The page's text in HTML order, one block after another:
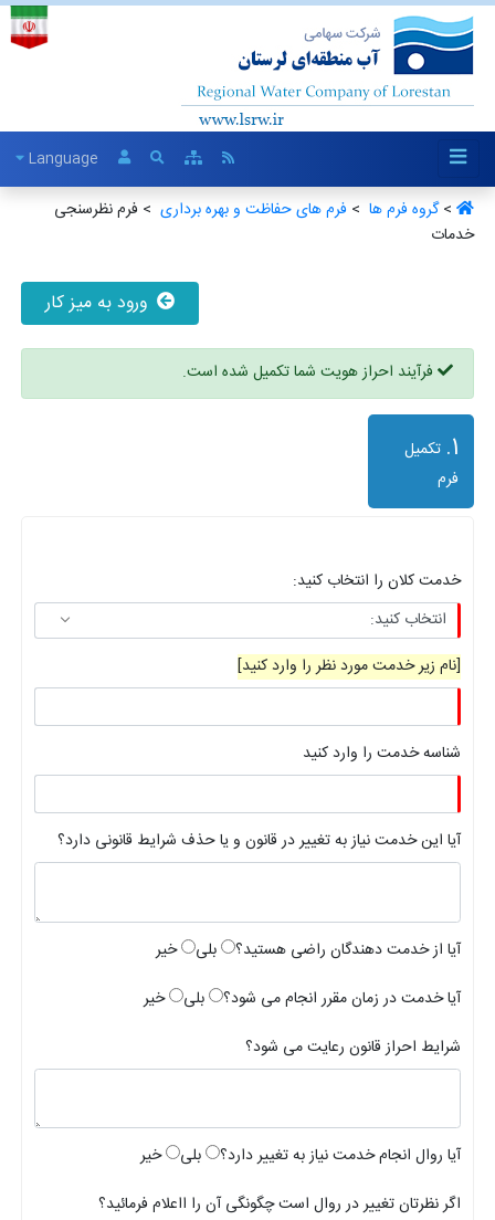
Language
>گروه فرم ها ‏ > فرم های حفاظت و بهره برداری ‏ > فرم نظرسنجی
خدمات
ورود به میز کار
فرآیند احراز هویت شما تکمیل شده است.
1. تکمیل
فرم
خدمت کلان را انتخاب کنید:
[نام زیر خدمت مورد نظر را وارد کنید]
شناسه خدمت را وارد کنید
آیا این خدمت نیاز به تغییر در قانون و یا حذف شرایط قانونی دارد؟
آیا از خدمت دهندگان راضی هستید؟ بلی
خیر
آیا خدمت در زمان مقرر انجام می شود؟
بلی
خیر
شرایط احراز قانون رعایت می شود؟
آیا روال انجام خدمت نیاز به تغییر دارد؟ بلی
خیر
اگر نظرتان تغییر در روال است چگونگی آن را ااعلام فرمائید؟